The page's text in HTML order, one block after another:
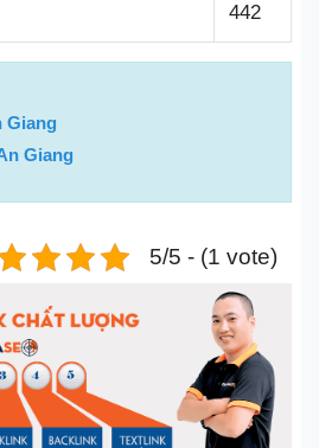
442
Giang
Giang
5/5 - (1 vote)